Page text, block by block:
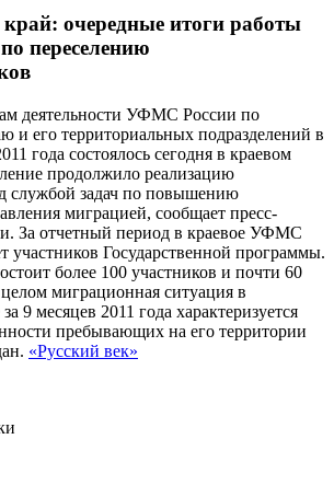
очередные итоги работы
переселению
деятельности УФМС России по
и его территориальных подразделений в
года состоялось сегодня в краевом
продолжило реализацию
службой задач по повышению
миграцией, сообщает пресс-
За отчетный период в краевое УФМС
участников Государственной программы.
более 100 участников и почти 60
миграционная ситуация в
9 месяцев 2011 года характеризуется
пребывающих на его территории
«Русский век»